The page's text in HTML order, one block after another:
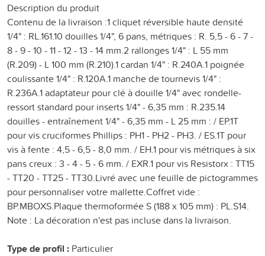
Description du produit
Contenu de la livraison :1 cliquet réversible haute densité
1/4" : RL.161.10 douilles 1/4", 6 pans, métriques : R. 5,5 - 6 - 7 -
8 - 9 - 10 - 11 - 12 - 13 - 14 mm.2 rallonges 1/4" : L 55 mm
(R.209) - L 100 mm (R.210).1 cardan 1/4" : R.240A.1 poignée
coulissante 1/4" : R.120A.1 manche de tournevis 1/4" :
R.236A.1 adaptateur pour clé à douille 1/4" avec rondelle-
ressort standard pour inserts 1/4" - 6,35 mm : R.235.14
douilles - entraînement 1/4" - 6,35 mm - L 25 mm : / EP.1T
pour vis cruciformes Phillips : PH1 - PH2 - PH3. / ES.1T pour
vis à fente : 4,5 - 6,5 - 8,0 mm. / EH.1 pour vis métriques à six
pans creux : 3 - 4 - 5 - 6 mm. / EXR.1 pour vis Resistorx : TT15
- TT20 - TT25 - TT30.Livré avec une feuille de pictogrammes
pour personnaliser votre mallette.Coffret vide :
BP.MBOXS.Plaque thermoformée S (188 x 105 mm) : PL.S14.
Note : La décoration n'est pas incluse dans la livraison.
Type de profil : Particulier